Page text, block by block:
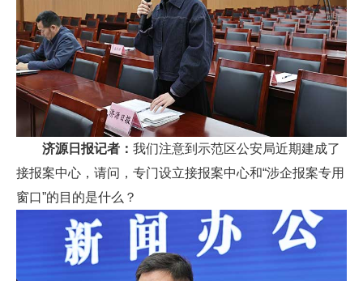
济源日报记者： 我们注意到示范区公安局近期建成了
接报案中心，请问，专门设立接报案中心和“涉企报案专用
窗口”的目的是什么？